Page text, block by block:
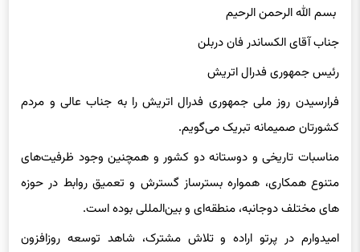
بسم الله الرحمن الرحیم
جناب آقای الکساندر فان دربلن
رئیس جمهوری فدرال اتریش
فرارسیدن روز ملی جمهوری فدرال اتریش را به جناب عالی و مردم
کشورتان صمیمانه تبریک می‌گویم.
مناسبات تاریخی و دوستانه دو کشور و همچنین وجود ظرفیت‌های
متنوع همکاری، همواره بسترساز گسترش و تعمیق روابط در حوزه
های مختلف دوجانبه، منطقه‌ای و بین‌المللی بوده است.
امیدوارم در پرتو اراده و تلاش مشترک، شاهد توسعه روزافزون